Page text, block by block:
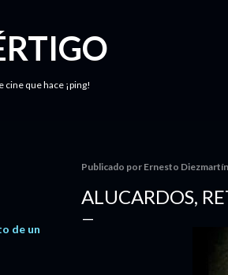
cine que hace ¡ping!
de un
Publicado por Ernesto
ALUCARDOS,